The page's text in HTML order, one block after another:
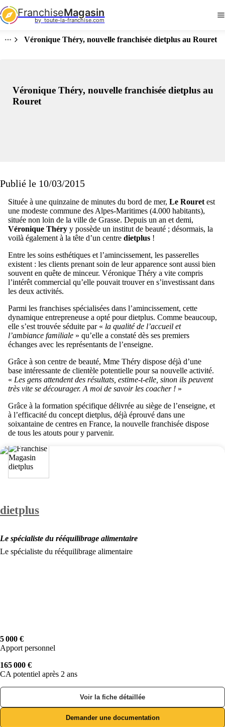
FranchiseMagasin
by  toute-la-franchise.com
Véronique Théry, nouvelle franchisée dietplus au Rouret
Véronique Théry, nouvelle franchisée dietplus au
Rouret
Publié le 10/03/2015
Située à une quinzaine de minutes du bord de mer, Le Rouret est
une modeste commune des Alpes-Maritimes (4.000 habitants),
située non loin de la ville de Grasse. Depuis un an et demi,
Véronique Théry y possède un institut de beauté ; désormais, la
voilà également à la tête d’un centre dietplus !
Entre les soins esthétiques et l’amincissement, les passerelles
existent : les clients prenant soin de leur apparence sont aussi bien
souvent en quête de minceur. Véronique Théry a vite compris
l’intérêt commercial qu’elle pouvait trouver en s’investissant dans
les deux activités.
Parmi les franchises spécialisées dans l’amincissement, cette
dynamique entrepreneuse a opté pour dietplus. Comme beaucoup,
elle s’est trouvée séduite par « la qualité de l’accueil et
l’ambiance familiale » qu’elle a constaté dès ses premiers
échanges avec les représentants de l’enseigne.
Grâce à son centre de beauté, Mme Théry dispose déjà d’une
base intéressante de clientèle potentielle pour sa nouvelle activité.
« Les gens attendent des résultats, estime-t-elle, sinon ils peuvent
très vite se décourager. A moi de savoir les coacher ! »
Grâce à la formation spécifique délivrée au siège de l’enseigne, et
à l’efficacité du concept dietplus, déjà éprouvé dans une
soixantaine de centres en France, la nouvelle franchisée dispose
de tous les atouts pour y parvenir.
dietplus
Le spécialiste du rééquilibrage alimentaire
Le spécialiste du rééquilibrage alimentaire
5 000 €
Apport personnel
165 000 €
CA potentiel après 2 ans
Voir la fiche détaillée
Demander une documentation